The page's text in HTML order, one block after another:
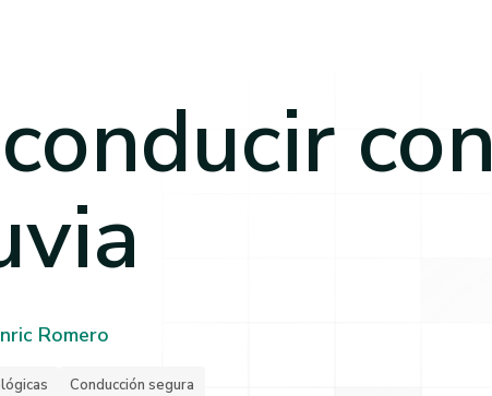
con
Romero
Conducción segura